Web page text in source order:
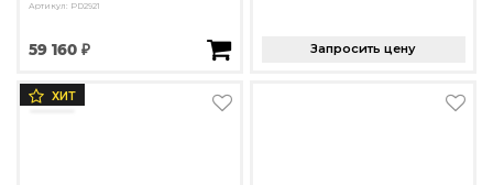
Артикул: PD2921
59 160 ₽ Запросить цену
ХИТ